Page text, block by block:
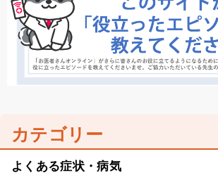
カテゴリー
よくある症状・病気